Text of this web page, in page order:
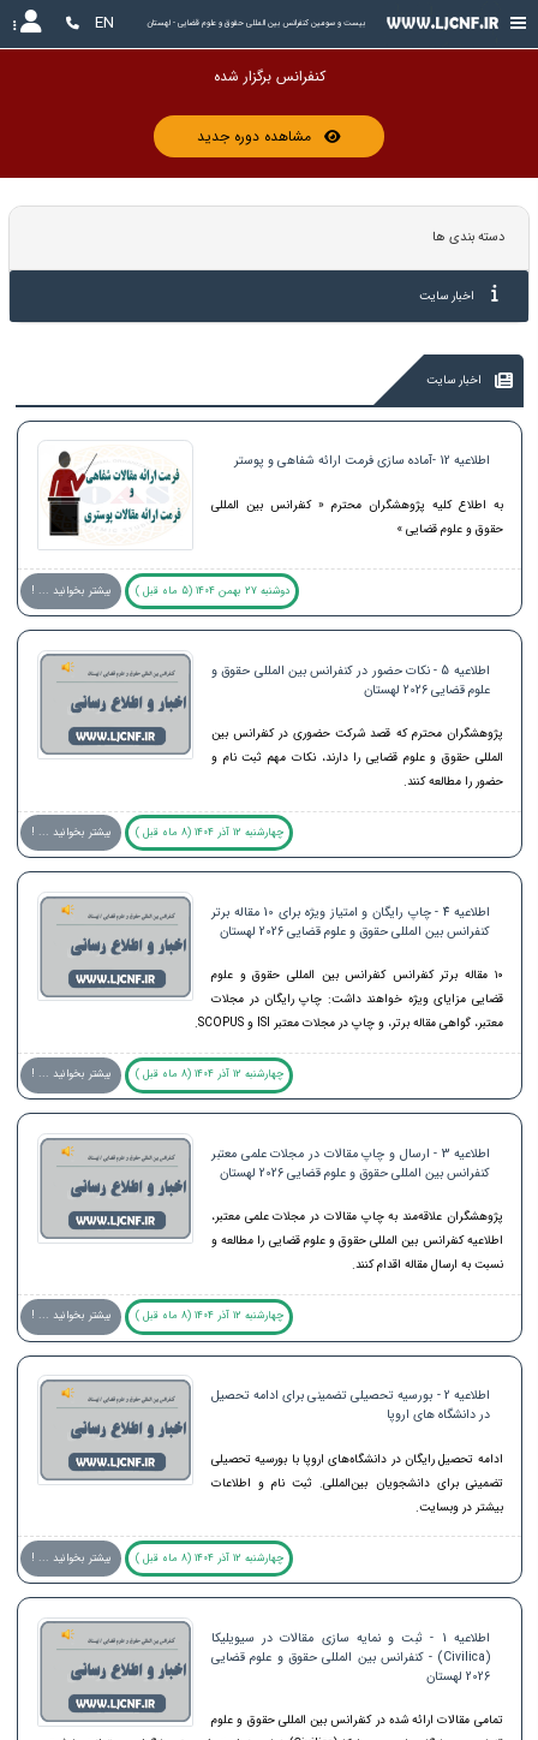
بیست و سومین کنفرانس بین المللی حقوق و علوم قضایی - لهستان EN
کنفرانس ب
مشاهده دوره جدید
دسته بندی ها
اخبار سایت
اخبار سایت
اطلاعیه 12 -آماده سازی فرمت ارائه شفاهی و پوستر
به اطلاع کلیه پژوهشگران محترم « کنفرانس بین المللی
حقوق و علوم قضایی »
دوشنبه 27 بهمن 1404 (5 ماه قبل ) بیشتر بخوانید ... !
اطلاعیه 5 - نکات حضور در کنفرانس بین المللی حقوق و
علوم قضایی 2026 لهستان
پژوهشگران محترم که قصد شرکت حضوری در کنفرانس بین
المللی حقوق و علوم قضایی را دارند، نکات مهم ثبت نام و
حضور را مطالعه کنند.
چهارشنبه 12 آذر 1404 (8 ماه قبل ) بیشتر بخوانید ... !
اطلاعیه 4 - چاپ رایگان و امتیاز ویژه برای 10 مقاله برتر
کنفرانس بین المللی حقوق و علوم قضایی 2026 لهستان
۱۰ مقاله برتر کنفرانس کنفرانس بین المللی حقوق و علوم
قضایی مزایای ویژه خواهند داشت: چاپ رایگان در مجلات
معتبر، گواهی مقاله برتر، و چاپ در مجلات معتبر ISI و SCOPUS.
چهارشنبه 12 آذر 1404 (8 ماه قبل ) بیشتر بخوانید ... !
اطلاعیه 3 - ارسال و چاپ مقالات در مجلات علمی معتبر
کنفرانس بین المللی حقوق و علوم قضایی 2026 لهستان
پژوهشگران علاقه‌مند به چاپ مقالات در مجلات علمی معتبر،
اطلاعیه کنفرانس بین المللی حقوق و علوم قضایی را مطالعه و
نسبت به ارسال مقاله اقدام کنند.
چهارشنبه 12 آذر 1404 (8 ماه قبل ) بیشتر بخوانید ... !
اطلاعیه 2 - بورسیه تحصیلی تضمینی برای ادامه تحصیل
در دانشگاه های اروپا
ادامه تحصیل رایگان در دانشگاه‌های اروپا با بورسیه تحصیلی
تضمینی برای دانشجویان بین‌المللی. ثبت نام و اطلاعات
بیشتر در وبسایت.
چهارشنبه 12 آذر 1404 (8 ماه قبل ) بیشتر بخوانید ... !
اطلاعیه 1 - ثبت و نمایه سازی مقالات در سیویلیکا
(Civilica) - کنفرانس بین المللی حقوق و علوم قضایی
2026 لهستان
تمامی مقالات ارائه شده در کنفرانس بین المللی حقوق و علوم